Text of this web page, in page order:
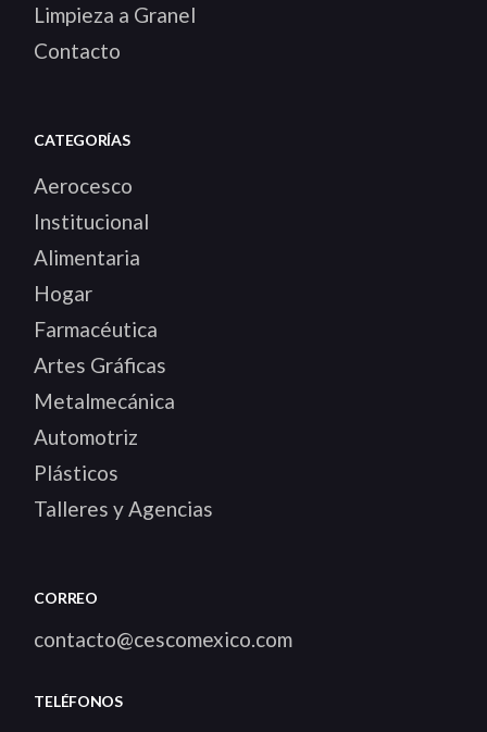
Limpieza a Granel
Contacto
CATEGORÍAS
Aerocesco
Institucional
Alimentaria
Hogar
Farmacéutica
Artes Gráficas
Metalmecánica
Automotriz
Plásticos
Talleres y Agencias
CORREO
contacto@cescomexico.com
TELÉFONOS